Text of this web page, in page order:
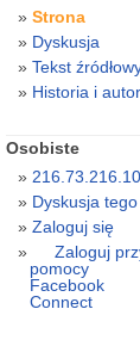
Strona
Dyskusja
Tekst
Historia i
Osobiste
216.73.216.10
Dyskusja
Zaloguj się
Zaloguj
pomocy
Facebook
Connect